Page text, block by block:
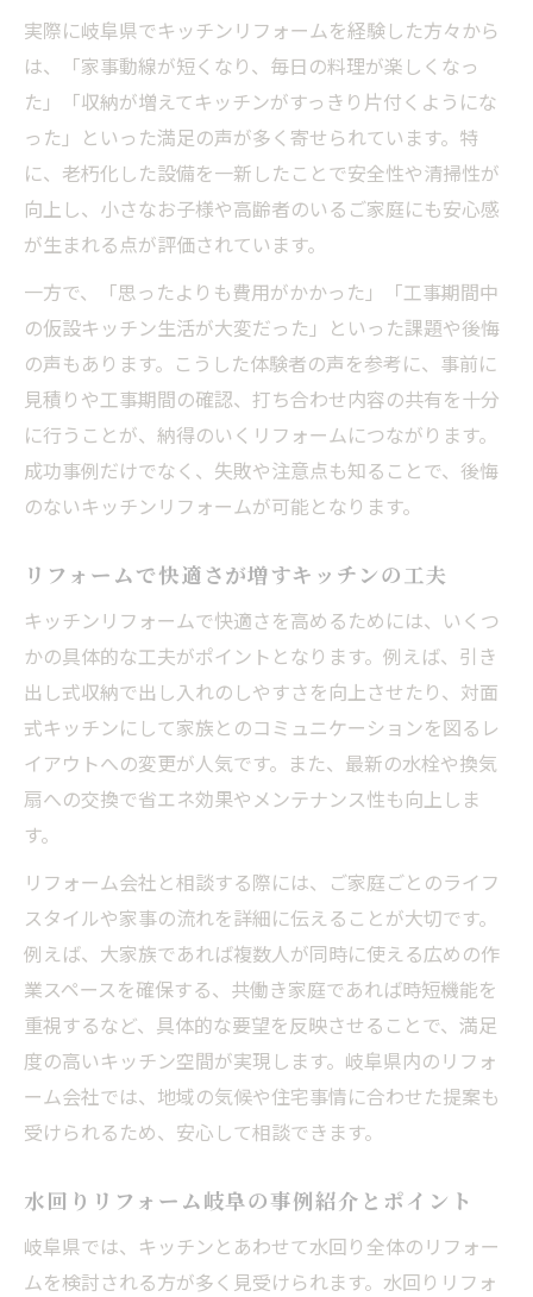
岐阜県のキッチンリフォームで暮らし向上
リフォーム術で実感する家事効率アップ法
キッチンリフォーム岐阜で注目の最新設備
リフォームで叶える収納上手なキッチン術
リフォーム後の生活変化と快適性の秘訣
リフォームなら収納上手なキッチンづくりも叶
う
リフォームで実現する収納上手なキッチン
作り
キッチンリフォーム岐阜の収納アイディア
集
使いやすさを追求したリフォーム術
キッチン収納を効率化するリフォーム事例
後悔しない岐阜県キッチンリフォームの秘訣
リフォームで後悔しないためのキッチン選
び
岐阜県のリフォーム会社選定ポイント紹介
キッチンリフォーム岐阜の口コミ活用法
リフォーム時の失敗例とその回避策とは
リフォーム保証内容を比較するときの注意
実際に岐阜県でキッチンリフォームを経験した方々から
は、「家事動線が短くなり、毎日の料理が楽しくなっ
た」「収納が増えてキッチンがすっきり片付くようにな
った」といった満足の声が多く寄せられています。特
に、老朽化した設備を一新したことで安全性や清掃性が
向上し、小さなお子様や高齢者のいるご家庭にも安心感
が生まれる点が評価されています。
一方で、「思ったよりも費用がかかった」「工事期間中
の仮設キッチン生活が大変だった」といった課題や後悔
の声もあります。こうした体験者の声を参考に、事前に
見積りや工事期間の確認、打ち合わせ内容の共有を十分
に行うことが、納得のいくリフォームにつながります。
成功事例だけでなく、失敗や注意点も知ることで、後悔
のないキッチンリフォームが可能となります。
リフォームで快適さが増すキッチンの工夫
キッチンリフォームで快適さを高めるためには、いくつ
かの具体的な工夫がポイントとなります。例えば、引き
出し式収納で出し入れのしやすさを向上させたり、対面
式キッチンにして家族とのコミュニケーションを図るレ
イアウトへの変更が人気です。また、最新の水栓や換気
扇への交換で省エネ効果やメンテナンス性も向上しま
す。
リフォーム会社と相談する際には、ご家庭ごとのライフ
スタイルや家事の流れを詳細に伝えることが大切です。
例えば、大家族であれば複数人が同時に使える広めの作
業スペースを確保する、共働き家庭であれば時短機能を
重視するなど、具体的な要望を反映させることで、満足
度の高いキッチン空間が実現します。岐阜県内のリフォ
ーム会社では、地域の気候や住宅事情に合わせた提案も
受けられるため、安心して相談できます。
水回りリフォーム岐阜の事例紹介とポイント
岐阜県では、キッチンとあわせて水回り全体のリフォー
ムを検討される方が多く見受けられます。水回りリフォ